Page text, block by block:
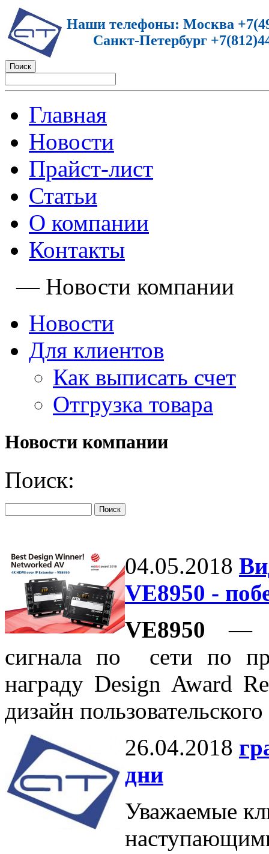
Наши телефоны: Москва
Санкт-Петербург
Главная
Новости
Прайст-лист
Статьи
О компании
Контакты
— Новости компании
Новости
Для клиентов
Как выписать счет
Отгрузка товара
Новости компании
Поиск:
04.05.2018
VE8950 -
VE8950 —
сигнала по сети по
награду Design Award
дизайн
26.04.2018
дни
Уважаемые